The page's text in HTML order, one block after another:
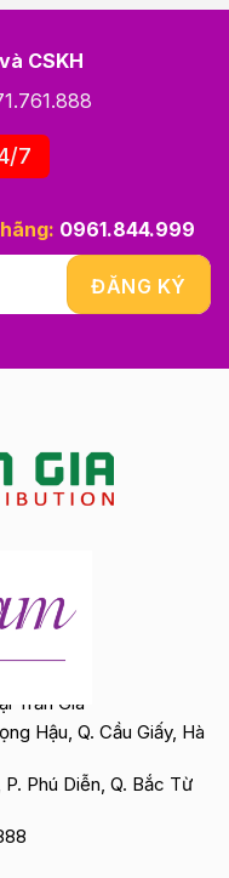
CSKH
7
0961.844.999
Trần Gia
Hậu, Q. Cầu Giấy, Hà
Phú Diễn, Q. Bắc Từ